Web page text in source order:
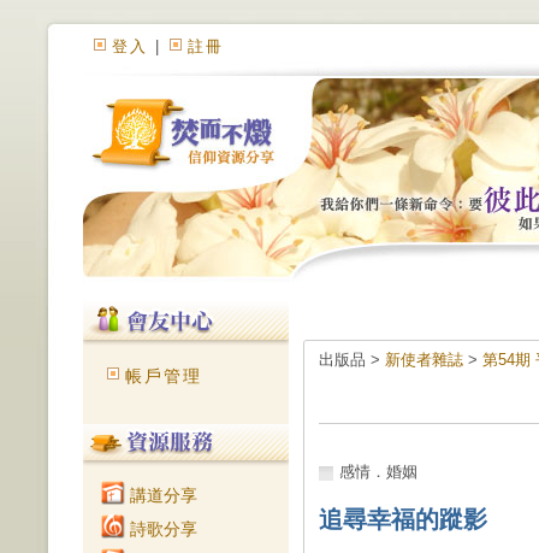
登入 註冊
帳戶管理
講道分享
詩歌分享
出版品 > 新使者雜誌 > 第54期
感情．婚姻
追尋幸福的蹤影